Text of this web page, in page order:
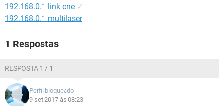
192.168.0.1 link one ✓
192.168.0.1 multilaser
1 Respostas
RESPOSTA 1 / 1
Perfil bloqueado
9 set 2017 às 08:23